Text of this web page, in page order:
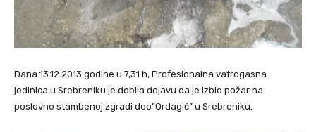
Dana 13.12.2013 godine u 7,31 h, Profesionalna vatrogasna
jedinica u Srebreniku je dobila dojavu da je izbio požar na
poslovno stambenoj zgradi doo”Ordagić” u Srebreniku.